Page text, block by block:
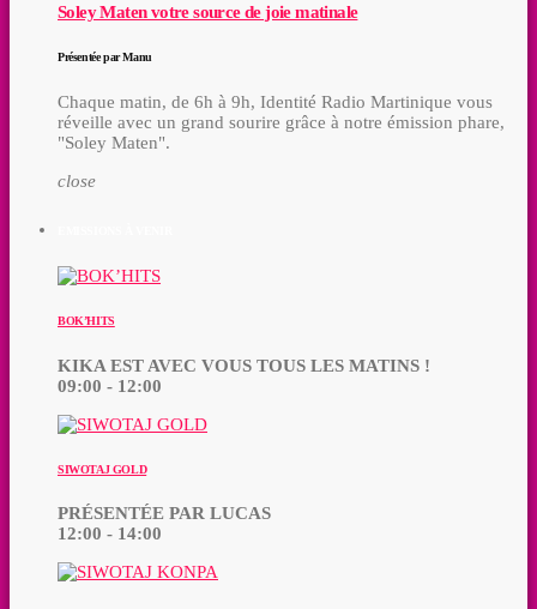
Soley Maten votre source de joie matinale
Présentée par Manu
Chaque matin, de 6h à 9h, Identité Radio Martinique vous
réveille avec un grand sourire grâce à notre émission phare,
"Soley Maten".
close
BOK’HITS
KIKA EST AVEC VOUS TOUS LES MATINS !
09:00 - 12:00
SIWOTAJ GOLD
PRÉSENTÉE PAR LUCAS
12:00 - 14:00